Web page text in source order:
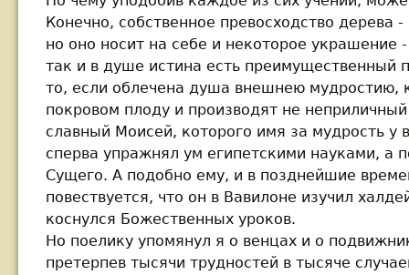
Конечно, собственное превосходство дерева
но оно носит на себе и некоторое украшение
так и в душе истина есть преимущественный
то, если облечена душа внешнею мудростию,
покровом плоду и производят не
славный Моисей, которого имя за мудрость у
сперва упражнял ум египетскими науками, а
Сущего. А подобно ему, и в позднейшие
повествуется, что он в Вавилоне изучил
коснулся Божественных уроков.
Но поелику упомянул я о венцах и о
претерпев тысячи трудностей в тысяче